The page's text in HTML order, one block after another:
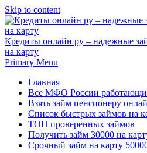
Skip to content
Кредиты онлайн ру – надежные
на карту
Primary Menu
Главная
Все МФО России
Взять займ пенсионеру
Список быстрых займов на
ТОП проверенных займов
Получить займ 30000 на
Срочный займ на карту